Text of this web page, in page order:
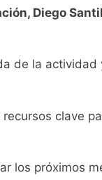
Diego
de la
clave
los próximos